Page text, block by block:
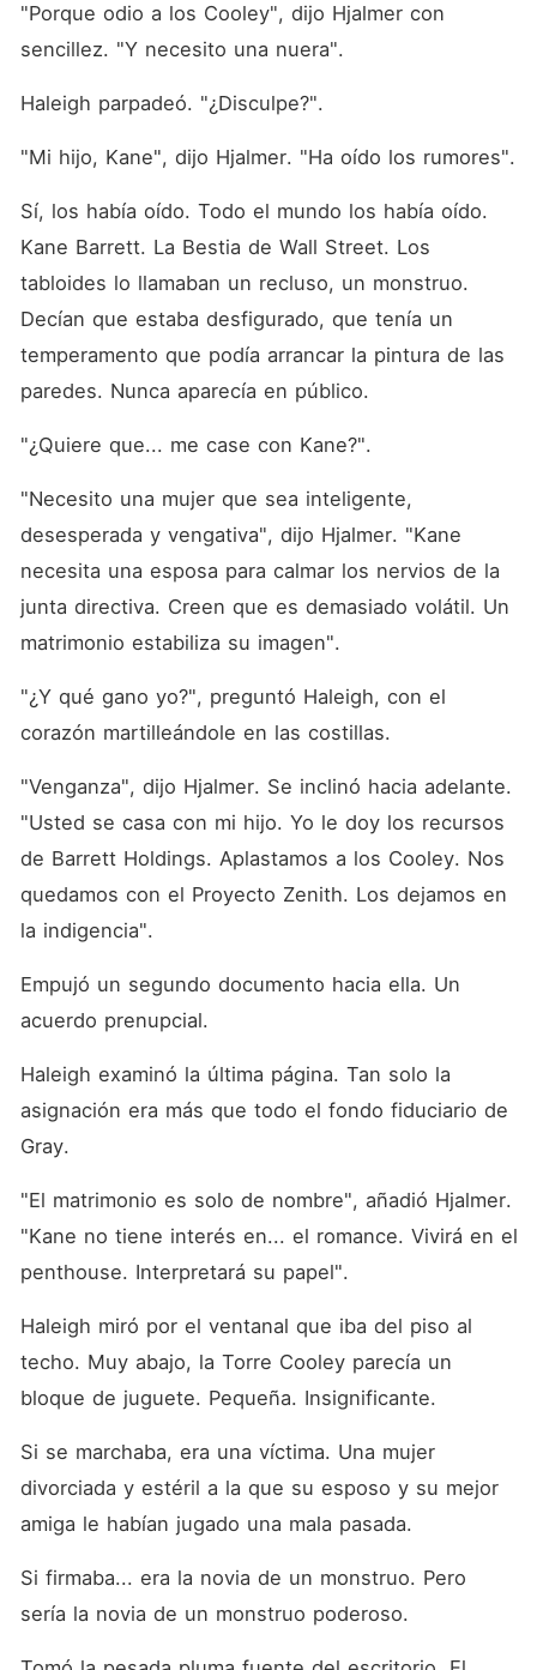
"Porque odio a los Cooley", dijo Hjalmer con
sencillez. "Y necesito una nuera".
Haleigh parpadeó. "¿Disculpe?".
"Mi hijo, Kane", dijo Hjalmer. "Ha oído los rumores".
Sí, los había oído. Todo el mundo los había oído.
Kane Barrett. La Bestia de Wall Street. Los
tabloides lo llamaban un recluso, un monstruo.
Decían que estaba desfigurado, que tenía un
temperamento que podía arrancar la pintura de las
paredes. Nunca aparecía en público.
"¿Quiere que... me case con Kane?".
"Necesito una mujer que sea inteligente,
desesperada y vengativa", dijo Hjalmer. "Kane
necesita una esposa para calmar los nervios de la
junta directiva. Creen que es demasiado volátil. Un
matrimonio estabiliza su imagen".
"¿Y qué gano yo?", preguntó Haleigh, con el
corazón martilleándole en las costillas.
"Venganza", dijo Hjalmer. Se inclinó hacia adelante.
"Usted se casa con mi hijo. Yo le doy los recursos
de Barrett Holdings. Aplastamos a los Cooley. Nos
quedamos con el Proyecto Zenith. Los dejamos en
la indigencia".
Empujó un segundo documento hacia ella. Un
acuerdo prenupcial.
Haleigh examinó la última página. Tan solo la
asignación era más que todo el fondo fiduciario de
Gray.
"El matrimonio es solo de nombre", añadió Hjalmer.
"Kane no tiene interés en... el romance. Vivirá en el
penthouse. Interpretará su papel".
Haleigh miró por el ventanal que iba del piso al
techo. Muy abajo, la Torre Cooley parecía un
bloque de juguete. Pequeña. Insignificante.
Si se marchaba, era una víctima. Una mujer
divorciada y estéril a la que su esposo y su mejor
amiga le habían jugado una mala pasada.
Si firmaba... era la novia de un monstruo. Pero
sería la novia de un monstruo poderoso.